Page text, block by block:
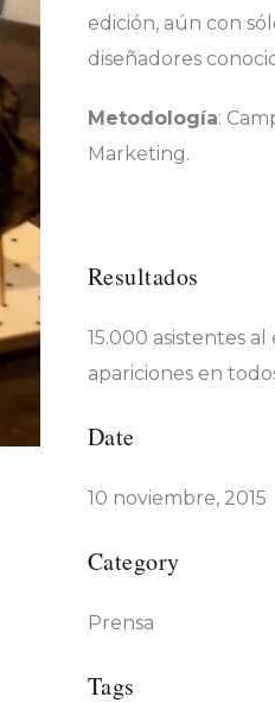
edición, aún con
diseñadores
Metodología:
Marketing.
Resultados
15.000 asistentes al
apariciones en
Date
10 noviembre, 2015
Category
Prensa
Tags